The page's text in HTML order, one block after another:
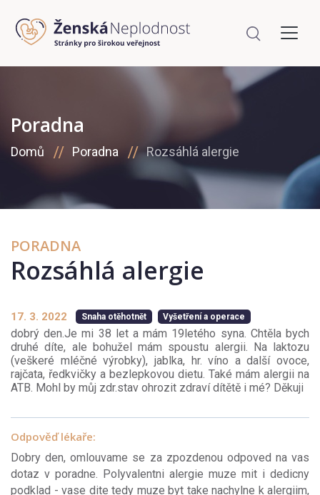
Poradna
Domů Poradna Rozsáhlá alergie
PORADNA
Rozsáhlá alergie
17. 3. 2022 Snaha otěhotnět Vyšetření a operace
dobrý den.Je mi 38 let a mám 19letého syna. Chtěla bych
druhé díte, ale bohužel mám spoustu alergii. Na laktozu
(veškeré mléčné výrobky), jablka, hr. víno a další ovoce,
rajčata, ředkvičky a bezlepkovou dietu. Také mám alergii na
ATB. Mohl by můj zdr.stav ohrozit zdraví dítětě i mé? Děkuji
Odpověď lékaře:
Dobry den, omlouvame se za zpozdenou odpoved na vas
dotaz v poradne. Polyvalentni alergie muze mit i dedicny
podklad - vase dite tedy muze byt take nachylne k alergiim,